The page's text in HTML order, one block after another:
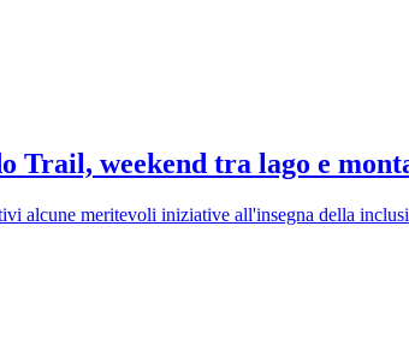
Trail, weekend tra lago e
alcune meritevoli iniziative all'insegna della